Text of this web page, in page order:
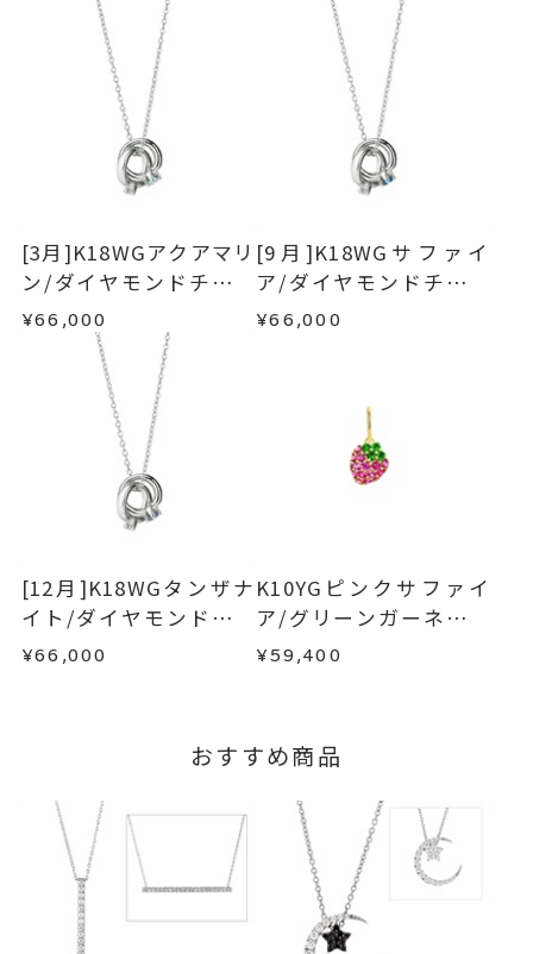
カテゴリー
例：金曜日17時までのご注文→翌週火曜日までに
発送いたします。
■お届け目安が「約1ヶ月半以内～」の商品
ご注文いただいてから在庫状況を確認いたしま
・在庫のご用意ができる場合： 約1週間～1ヶ月以
内を目安に発送いたします。
・受注生産となる場合： 商品ページに記載のある
目安日数を頂戴し、一から製作いたします。
※お急ぎの方はご注文前にお問い合わせくださ
い。事前に現在の納期状況を確認いたします。
お届け予定日はご注文から2営業日以内にメールに
ご注文状況が「注文済み」の場合に限り、キャ
ンセルを承ります。
メンバーシップ未登録のお客さまは、お問い合
わせフォームよりご連絡ください。
返品・交換以下の場合、商品の返品・交換・返金
は承りかねます。
・受注生産の商品
・お客さまのお手元で傷や汚れが発生した商品
・到着後ご連絡無く7日以上経過した商品
・刻印をお入れした商品
・販売期間が限定されている商品
・過度な交換・返品を繰り返している場合
商品の品質には万全を期しておりますが、万が一
不良品の場合、またはご注文のお品と異なる場合
は、早急に商品を交換させていただきます。
はお問い合わせフォームよりご連絡ください。
この場合の返送料は弊社にて負担いたしますの
で、着払いにてご返送ください。
詳細はこちら
[3月]K18WGアクアマリ
ン/ダイヤモンドチャー
ム
¥66,000
[9月]K18WGサファイ
ア/ダイヤモンドチャー
ム
¥66,000
[12月]K18WGタンザナ
イト/ダイヤモンドチャ
ーム
¥66,000
K10YGピンクサファイ
ア/グリーンガーネット
チャーム
¥59,400
おすすめ商品